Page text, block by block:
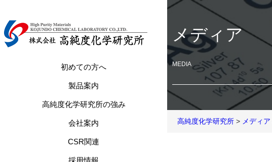
初めての方へ
製品案内
高純度化学研究所の強み
会社案内
CSR関連
採用情報
メディア
MEDIA
高純度化学研究所 > メディア